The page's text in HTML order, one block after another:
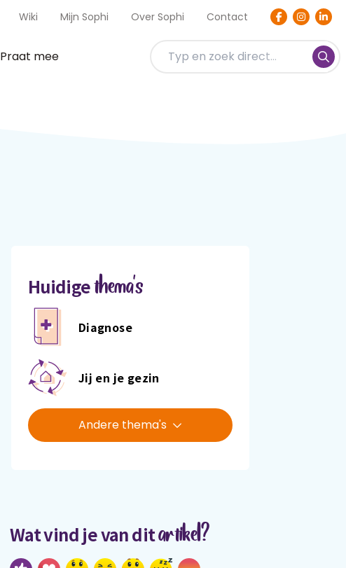
Wiki Mijn Sophi Over Sophi Contact
Praat mee
Huidigethema's
Diagnose
Jij en je gezin
Andere thema's
Wat vind je van ditartikel?